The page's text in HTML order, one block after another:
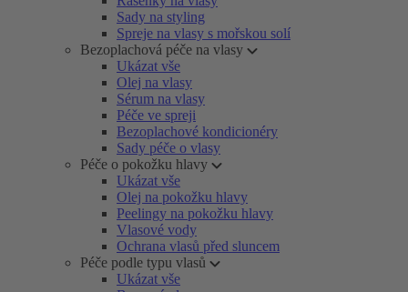
Sady na styling
Spreje na vlasy s mořskou solí
Bezoplachová péče na vlasy
Ukázat vše
Olej na vlasy
Sérum na vlasy
Péče ve spreji
Bezoplachové kondicionéry
Sady péče o vlasy
Péče o pokožku hlavy
Ukázat vše
Olej na pokožku hlavy
Peelingy na pokožku hlavy
Vlasové vody
Ochrana vlasů před sluncem
Péče podle typu vlasů
Ukázat vše